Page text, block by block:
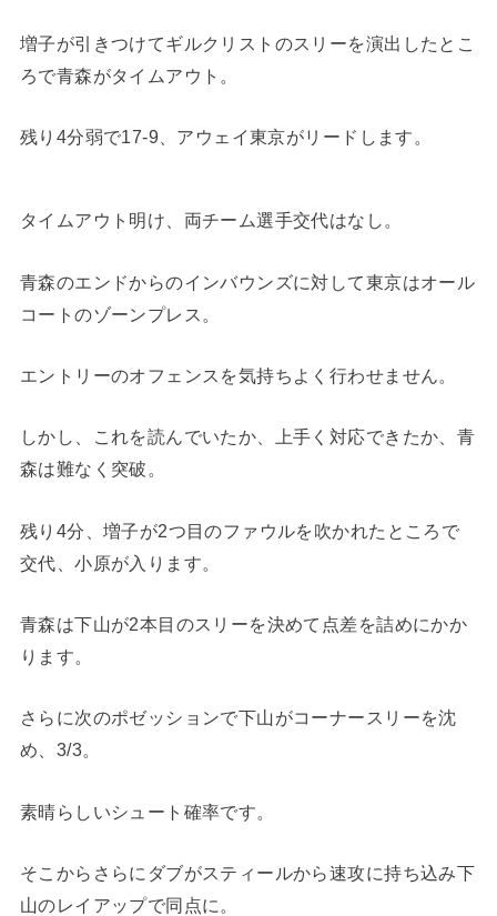
増子が引きつけてギルクリストのスリーを演出したとこ
ろで青森がタイムアウト。
残り4分弱で17-9、アウェイ東京がリードします。
タイムアウト明け、両チーム選手交代はなし。
青森のエンドからのインバウンズに対して東京はオール
コートのゾーンプレス。
エントリーのオフェンスを気持ちよく行わせません。
しかし、これを読んでいたか、上手く対応できたか、青
森は難なく突破。
残り4分、増子が2つ目のファウルを吹かれたところで
交代、小原が入ります。
青森は下山が2本目のスリーを決めて点差を詰めにかか
ります。
さらに次のポゼッションで下山がコーナースリーを沈
め、3/3。
素晴らしいシュート確率です。
そこからさらにダブがスティールから速攻に持ち込み下
山のレイアップで同点に。